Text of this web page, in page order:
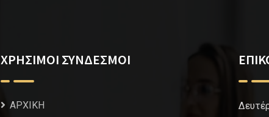
ΧΡΗΣΙΜΟΙ ΣΥΝΔΕΣΜΟΙ
ΑΡΧΙΚΗ